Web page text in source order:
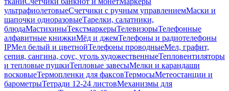
ультрафиолетовыеСчетчики с ручным управлениемМаски и
шапочки одноразовыеТарелки, салатники,
блюдаМастихиныТекстмаркерыТелевизорыТелефонные
алфавитные книжкиМёд и джемТелефоны и радиотелефоны
IPМел белый и цветнойТелефоны проводныеМел, графит,
сепия, сангина, соус, уголь художественныеТепловентиляторы
и тепловые пушкиТепловые завесыМелки и карандаши
восковыеТермопленки для факсовТермосыМетеостанции и
барометрыТетради 12-24 листовМеханизмы для